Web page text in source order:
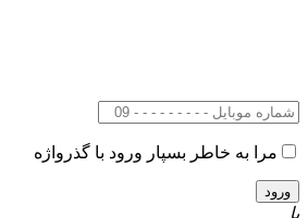
مرا به خاطر بسپار ورود با گذرواژه
یا